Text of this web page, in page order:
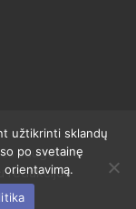
saugomos.
redakcijos
užtikrinti sklandų
po svetainę